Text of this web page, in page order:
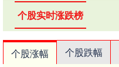
个股实时涨跌榜
个股涨幅 个股跌幅